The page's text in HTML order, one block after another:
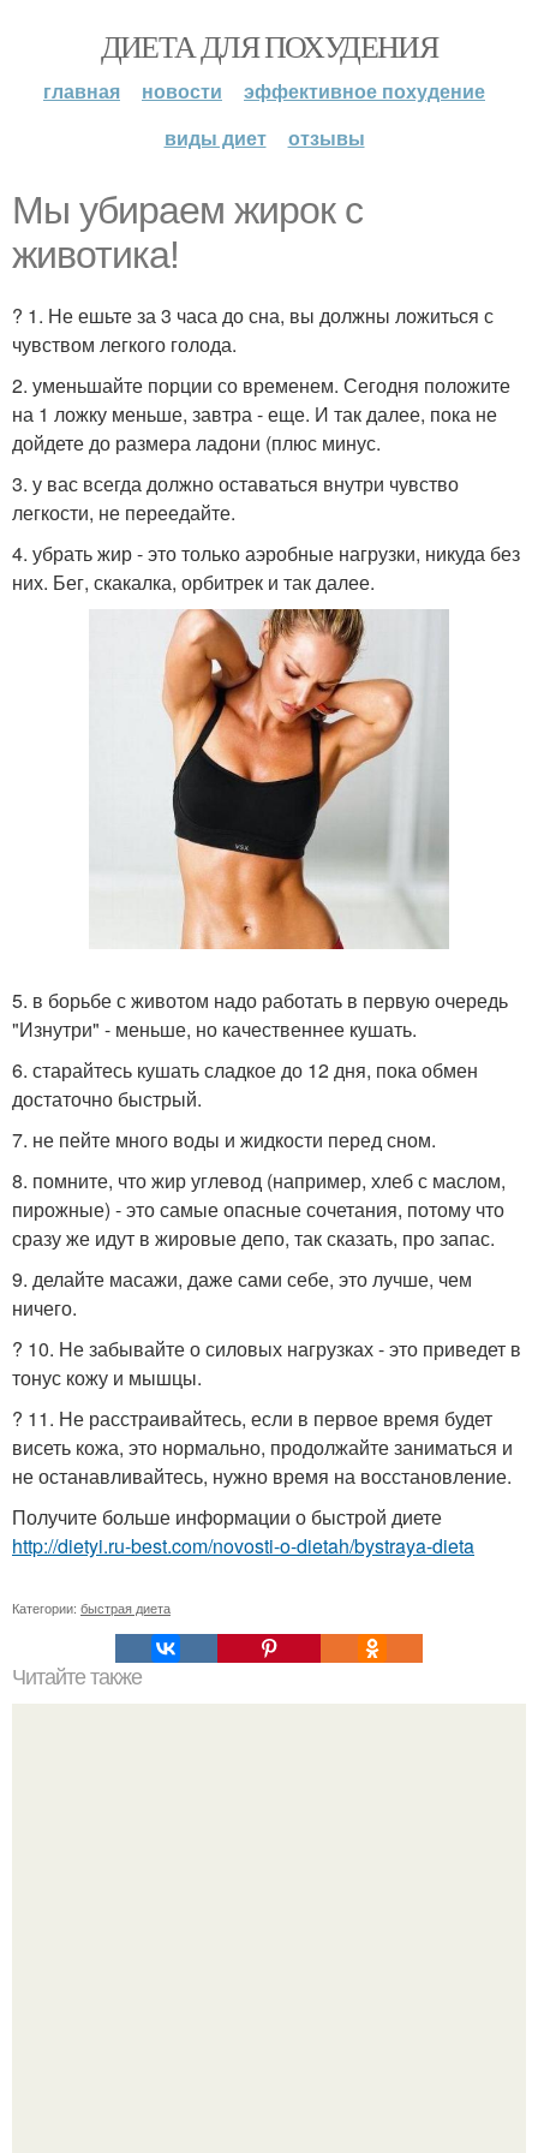
ДИЕТА ДЛЯ ПОХУДЕНИЯ
главная новости
эффективное похудение
виды диет
отзывы
Мы убираем жирок с
животика!
? 1. Не ешьте за 3 часа до сна, вы должны ложиться с
чувством легкого голода.
2. уменьшайте порции со временем. Сегодня положите
на 1 ложку меньше, завтра - еще. И так далее, пока не
дойдете до размера ладони (плюс минус.
3. у вас всегда должно оставаться внутри чувство
легкости, не переедайте.
4. убрать жир - это только аэробные нагрузки, никуда без
них. Бег, скакалка, орбитрек и так далее.
5. в борьбе с животом надо работать в первую очередь
"Изнутри" - меньше, но качественнее кушать.
6. старайтесь кушать сладкое до 12 дня, пока обмен
достаточно быстрый.
7. не пейте много воды и жидкости перед сном.
8. помните, что жир углевод (например, хлеб с маслом,
пирожные) - это самые опасные сочетания, потому что
сразу же идут в жировые депо, так сказать, про запас.
9. делайте масажи, даже сами себе, это лучше, чем
ничего.
? 10. Не забывайте о силовых нагрузках - это приведет в
тонус кожу и мышцы.
? 11. Не расстраивайтесь, если в первое время будет
висеть кожа, это нормально, продолжайте заниматься и
не останавливайтесь, нужно время на восстановление.
Получите больше информации о быстрой диете
http://dietyi.ru-best.com/novosti-o-dietah/bystraya-dieta
Категории: быстрая диета
Читайте также